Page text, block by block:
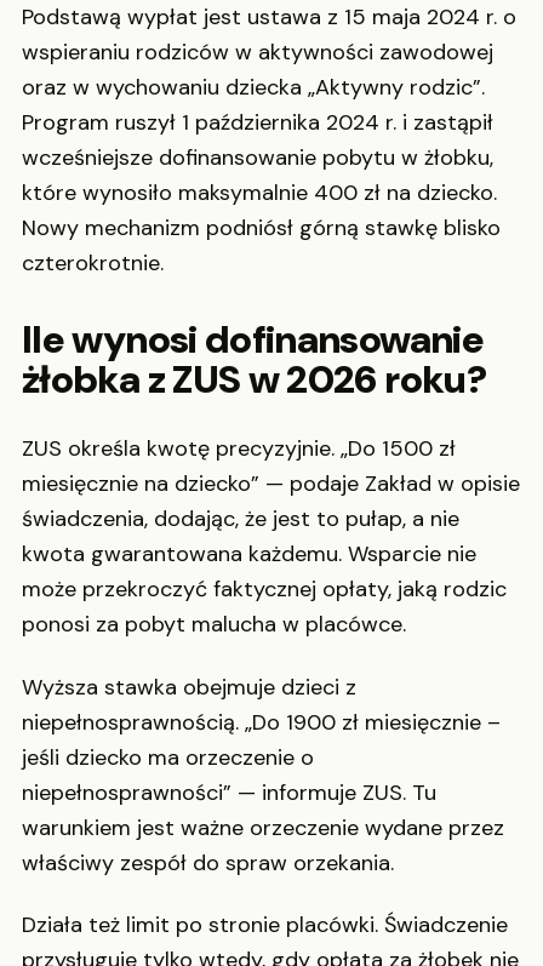
Podstawą wypłat jest ustawa z 15 maja 2024 r. o
wspieraniu rodziców w aktywności zawodowej
oraz w wychowaniu dziecka „Aktywny rodzic”.
Program ruszył 1 października 2024 r. i zastąpił
wcześniejsze dofinansowanie pobytu w żłobku,
które wynosiło maksymalnie 400 zł na dziecko.
Nowy mechanizm podniósł górną stawkę blisko
czterokrotnie.
Ile wynosi dofinansowanie
żłobka z ZUS w 2026 roku?
ZUS określa kwotę precyzyjnie. „Do 1500 zł
miesięcznie na dziecko” — podaje Zakład w opisie
świadczenia, dodając, że jest to pułap, a nie
kwota gwarantowana każdemu. Wsparcie nie
może przekroczyć faktycznej opłaty, jaką rodzic
ponosi za pobyt malucha w placówce.
Wyższa stawka obejmuje dzieci z
niepełnosprawnością. „Do 1900 zł miesięcznie –
jeśli dziecko ma orzeczenie o
niepełnosprawności” — informuje ZUS. Tu
warunkiem jest ważne orzeczenie wydane przez
właściwy zespół do spraw orzekania.
Działa też limit po stronie placówki. Świadczenie
przysługuje tylko wtedy, gdy opłata za żłobek nie